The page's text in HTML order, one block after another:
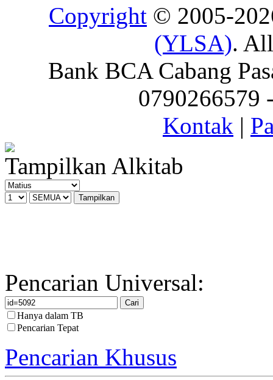
Copyright © 2005-
(YLSA).
Bank BCA Cabang
0790266579
Kontak |
Tampilkan Alkitab
Pencarian Universal:
Hanya dalam TB
Pencarian Tepat
Pencarian Khusus